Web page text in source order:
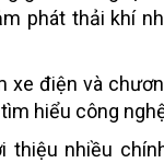
phát thải khí
điện và
hiểu công
thiệu nhiều